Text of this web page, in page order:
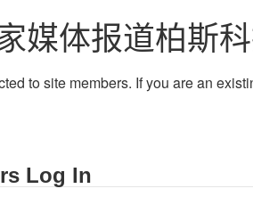
媒体报道柏斯
to site members. If you are an
Log In